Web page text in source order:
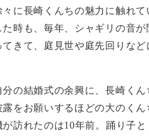
に長崎くんちの魅力に触れ
た時も、毎年、シャギリの音
てきて、庭見世や庭先回りな
の結婚式の余興に、長崎くん
をお願いするほどの大のく
訪れたのは10年前。踊り子